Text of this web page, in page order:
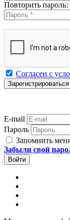
Повторить пароль:
Согласен с
E-mail
Пароль
Запомнить
Забыли свой